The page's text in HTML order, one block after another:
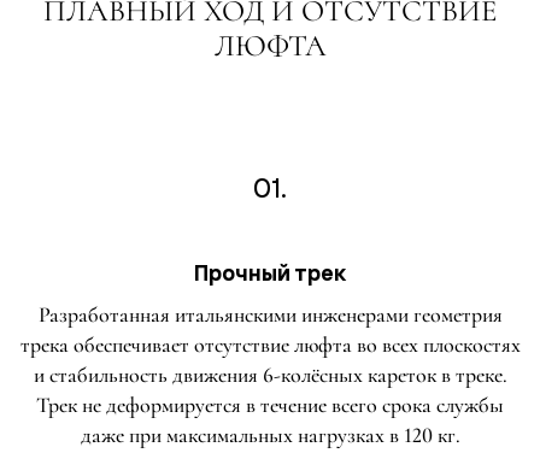
ПЛАВНЫЙ ХОД И ОТСУТСТВИЕ
ЛЮФТА
01.
Прочный трек
Разработанная итальянскими инженерами геометрия
трека обеспечивает отсутствие люфта во всех плоскостях
и стабильность движения 6-колёсных кареток в треке.
Трек не деформируется в течение всего срока службы
даже при максимальных нагрузках в 120 кг.